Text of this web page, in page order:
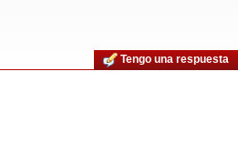
Tengo una respuesta